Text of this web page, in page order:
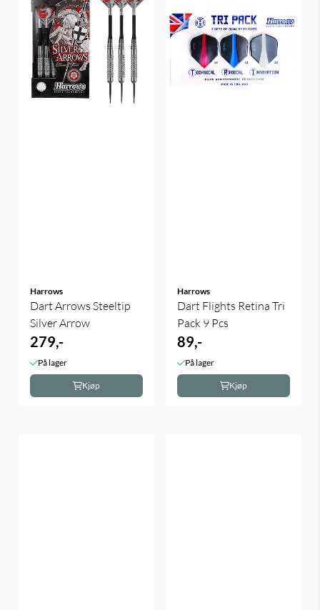
Harrows
Dart Arrows Steeltip
Silver Arrow
279,-
På lager
Kjøp
Harrows
Dart Flights Retina Tri
Pack 9 Pcs
89,-
På lager
Kjøp